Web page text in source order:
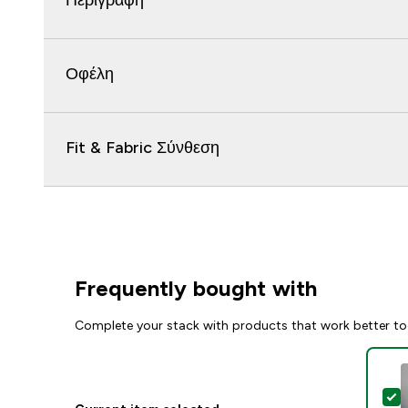
Οφέλη
Fit & Fabric Σύνθεση
Frequently bought with
Complete your stack with products that work better